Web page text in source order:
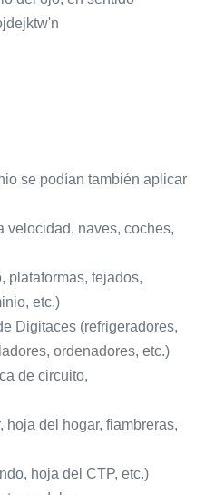
se podían también aplicar
velocidad, naves, coches,
plataformas, tejados,
etc.)
Digitaces (refrigeradores,
ordenadores, etc.)
de circuito,
hoja del hogar, fiambreras,
hoja del CTP, etc.)